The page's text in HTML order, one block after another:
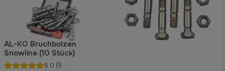
AL-KO Bruchbolzen
Snowline (10 Stück)
5.0 (1)